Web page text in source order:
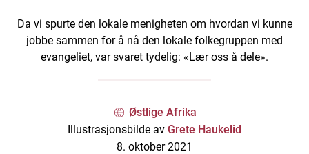
Da vi spurte den lokale menigheten om hvordan vi kunne
jobbe sammen for å nå den lokale folkegruppen med
evangeliet, var svaret tydelig: «Lær oss å dele».
Østlige Afrika
Illustrasjonsbilde av Grete Haukelid
8. oktober 2021